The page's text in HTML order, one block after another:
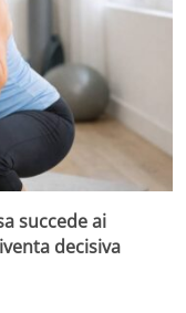
succede ai
decisiva